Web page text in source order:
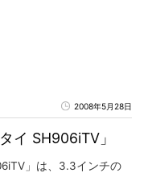
2008年5月28日
イ SH906iTV」
」は、3.3インチの